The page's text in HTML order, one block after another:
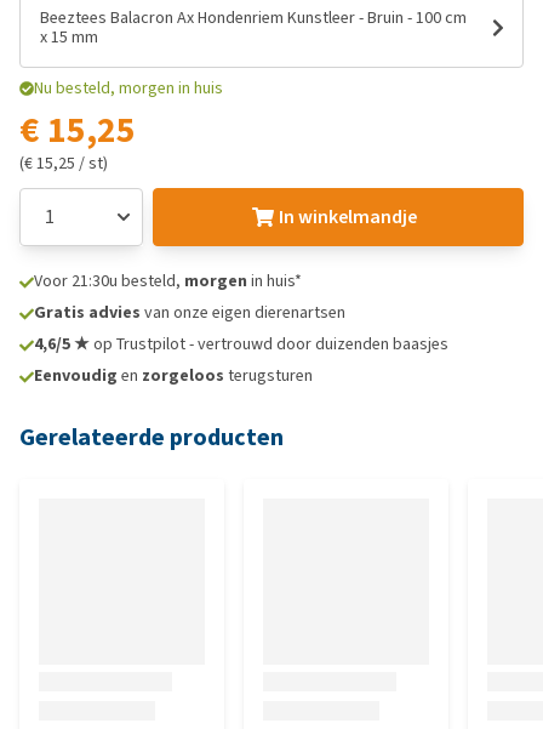
Beeztees Balacron Ax Hondenriem Kunstleer - Bruin - 100 cm
x 15 mm
Nu besteld, morgen in huis
€ 15,25
(€ 15,25 / st)
In winkelmandje
Voor 21:30u besteld, morgen in huis*
Gratis advies van onze eigen dierenartsen
4,6/5 ★op Trustpilot - vertrouwd door duizenden baasjes
Eenvoudig en zorgeloos terugsturen
Gerelateerde producten